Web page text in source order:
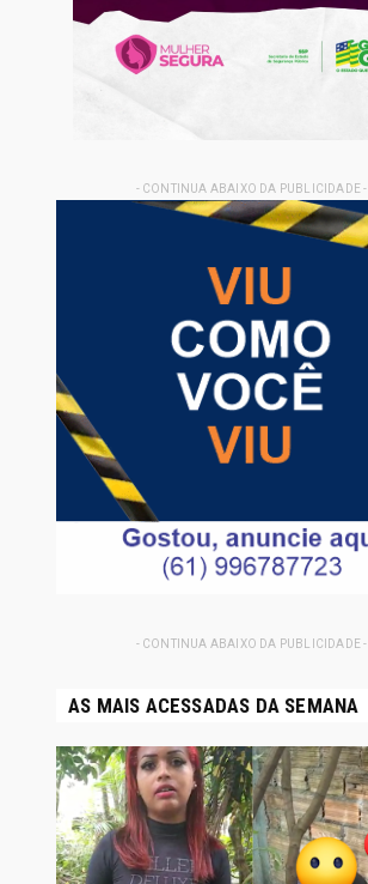
- CONTINUA ABAIXO DA PUBLICIDADE -
- CONTINUA ABAIXO DA PUBLICIDADE -
AS MAIS ACESSADAS DA SEMANA